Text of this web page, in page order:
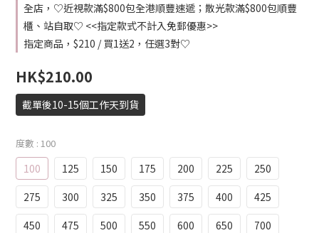
全店，♡近視款滿$800包全港順豐速遞；散光款滿$800包順豐
櫃、站自取♡ <<指定款式不計入免郵優惠>>
指定商品，$210 / 買1送2，任選3對♡
HK$210.00
截單後10-15個工作天到貨
度數 : 100
100 125 150 175 200 225
250
275
300 325 350 375 400
425
450
475 500 550 600 650
700